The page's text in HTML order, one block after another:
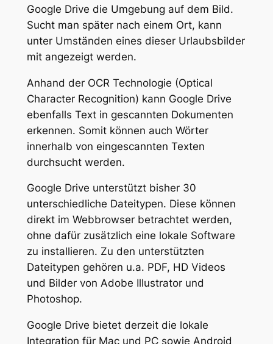
Google Drive die Umgebung auf dem Bild.
Sucht man später nach einem Ort, kann
unter Umständen eines dieser Urlaubsbilder
mit angezeigt werden.
Anhand der OCR Technologie (Optical
Character Recognition) kann Google Drive
ebenfalls Text in gescannten Dokumenten
erkennen. Somit können auch Wörter
innerhalb von eingescannten Texten
durchsucht werden.
Google Drive unterstützt bisher 30
unterschiedliche Dateitypen. Diese können
direkt im Webbrowser betrachtet werden,
ohne dafür zusätzlich eine lokale Software
zu installieren. Zu den unterstützten
Dateitypen gehören u.a. PDF, HD Videos
und Bilder von Adobe Illustrator und
Photoshop.
Google Drive bietet derzeit die lokale
Integration für Mac und PC sowie Android